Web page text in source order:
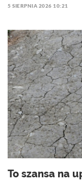
5 SIERPNIA 2026 10:21
To szansa na